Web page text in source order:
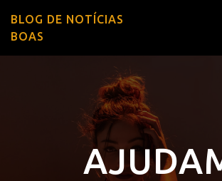
BLOG DE NOTÍCIAS
BOAS